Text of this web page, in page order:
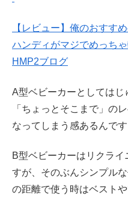
【レビュー】俺のおすす
ハンディがマジでめっち
HMP2ブログ
A型ベビーカーとしてはじ
「ちょっとそこまで」の
なってしまう感あるんです
B型ベビーカーはリクラ
すが、そのぶんシンプル
の距離で使う時はベスト